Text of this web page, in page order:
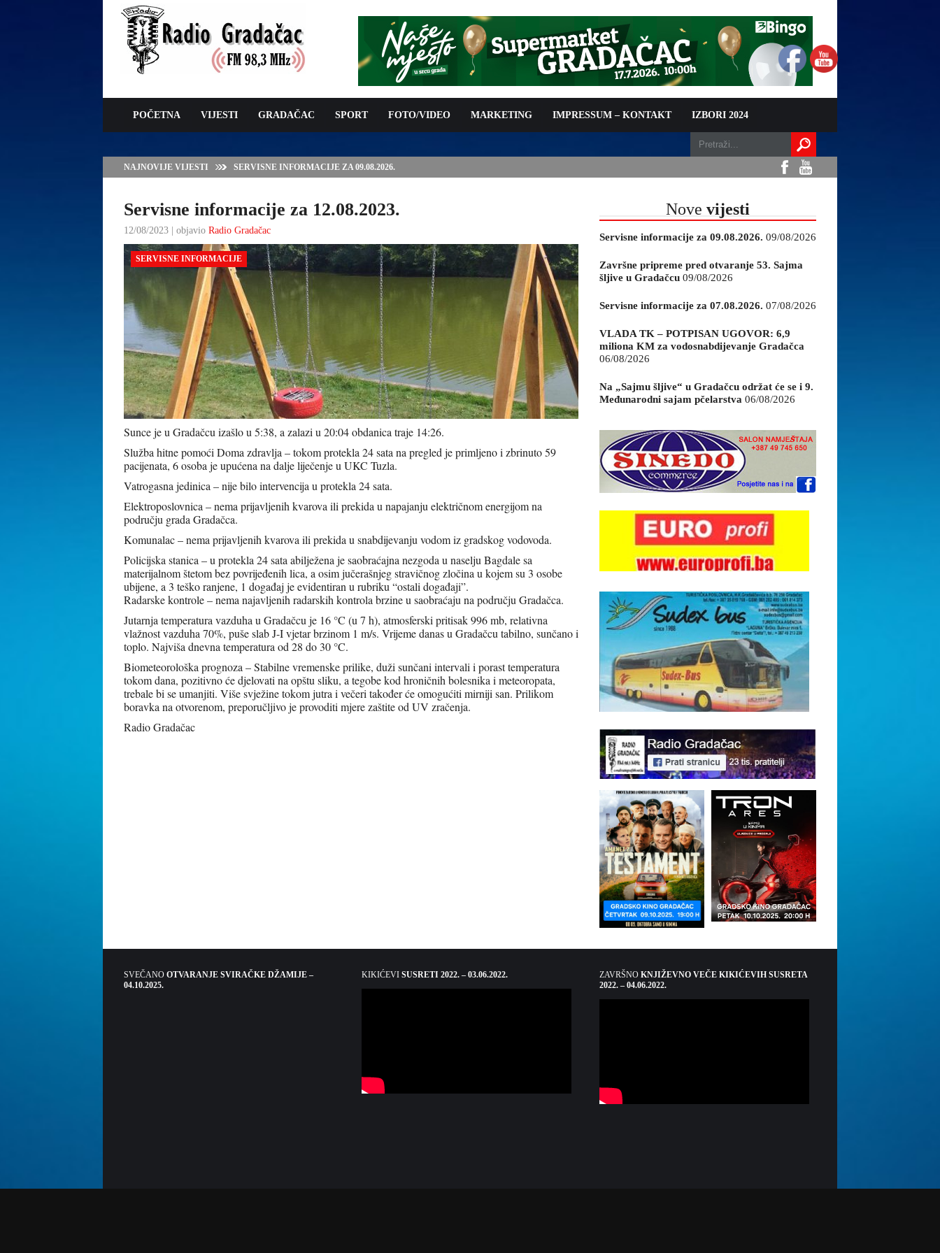
POČETNA VIJESTI GRADAČAC SPORT FOTO/VIDEO MARKETING IMPRESSUM – KONTAKT IZBORI 2024
NAJNOVIJE VIJESTI SERVISNE INFORMACIJE ZA 09.08.2026.
Servisne informacije za 12.08.2023.
12/08/2023 | objavio Radio Gradačac
SERVISNE INFORMACIJE
Sunce je u Gradačcu izašlo u 5:38, a zalazi u 20:04 obdanica traje 14:26.
Služba hitne pomoći Doma zdravlja – tokom protekla 24 sata na pregled je primljeno i zbrinuto 59
pacijenata, 6 osoba je upućena na dalje liječenje u UKC Tuzla.
Vatrogasna jedinica – nije bilo intervencija u protekla 24 sata.
Elektroposlovnica – nema prijavljenih kvarova ili prekida u napajanju električnom energijom na
području grada Gradačca.
Komunalac – nema prijavljenih kvarova ili prekida u snabdijevanju vodom iz gradskog vodovoda.
Policijska stanica – u protekla 24 sata abilježena je saobraćajna nezgoda u naselju Bagdale sa
materijalnom štetom bez povrijeđenih lica, a osim jučerašnjeg stravičnog zločina u kojem su 3 osobe
ubijene, a 3 teško ranjene, 1 događaj je evidentiran u rubriku “ostali događaji”.
Radarske kontrole – nema najavljenih radarskih kontrola brzine u saobraćaju na području Gradačca.
Jutarnja temperatura vazduha u Gradačcu je 16 °C (u 7 h), atmosferski pritisak 996 mb, relativna
vlažnost vazduha 70%, puše slab J-I vjetar brzinom 1 m/s. Vrijeme danas u Gradačcu tabilno, sunčano i
toplo. Najviša dnevna temperatura od 28 do 30 °C.
Biometeorološka prognoza – Stabilne vremenske prilike, duži sunčani intervali i porast temperatura
tokom dana, pozitivno će djelovati na opštu sliku, a tegobe kod hroničnih bolesnika i meteoropata,
trebale bi se umanjiti. Više svježine tokom jutra i večeri također će omogućiti mirniji san. Prilikom
boravka na otvorenom, preporučljivo je provoditi mjere zaštite od UV zračenja.
Radio Gradačac
Nove vijesti
Servisne informacije za 09.08.2026. 09/08/2026
Završne pripreme pred otvaranje 53. Sajma
šljive u Gradačcu 09/08/2026
Servisne informacije za 07.08.2026. 07/08/2026
VLADA TK – POTPISAN UGOVOR: 6,9
miliona KM za vodosnabdijevanje Gradačca
06/08/2026
Na „Sajmu šljive“ u Gradačcu održat će se i 9.
Međunarodni sajam pčelarstva 06/08/2026
SVEČANO OTVARANJE SVIRAČKE DŽAMIJE –
04.10.2025.
KIKIĆEVI SUSRETI 2022. – 03.06.2022. ZAVRŠNO KNJIŽEVNO VEČE KIKIĆEVIH SUSRETA
2022. – 04.06.2022.